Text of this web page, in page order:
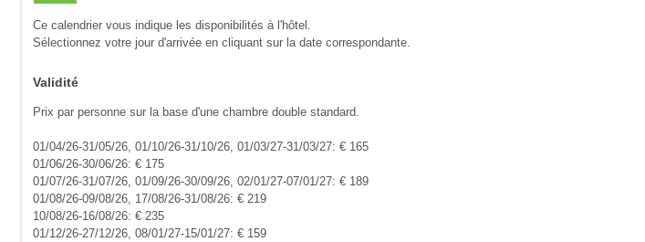
Ce calendrier vous indique les disponibilités à l'hôtel.
Sélectionnez votre jour d'arrivée en cliquant sur la date correspondante.
Validité
Prix par personne sur la base d'une chambre double standard.
01/04/26-31/05/26, 01/10/26-31/10/26, 01/03/27-31/03/27: € 165
01/06/26-30/06/26: € 175
01/07/26-31/07/26, 01/09/26-30/09/26, 02/01/27-07/01/27: € 189
01/08/26-09/08/26, 17/08/26-31/08/26: € 219
10/08/26-16/08/26: € 235
01/12/26-27/12/26, 08/01/27-15/01/27: € 159